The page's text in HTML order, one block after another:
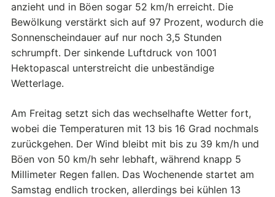
anzieht und in Böen sogar 52 km/h erreicht. Die
Bewölkung verstärkt sich auf 97 Prozent, wodurch die
Sonnenscheindauer auf nur noch 3,5 Stunden
schrumpft. Der sinkende Luftdruck von 1001
Hektopascal unterstreicht die unbeständige
Wetterlage.
Am Freitag setzt sich das wechselhafte Wetter fort,
wobei die Temperaturen mit 13 bis 16 Grad nochmals
zurückgehen. Der Wind bleibt mit bis zu 39 km/h und
Böen von 50 km/h sehr lebhaft, während knapp 5
Millimeter Regen fallen. Das Wochenende startet am
Samstag endlich trocken, allerdings bei kühlen 13